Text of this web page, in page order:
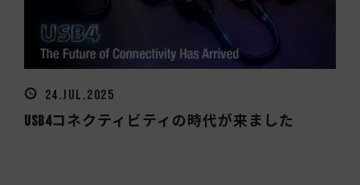
24.JUL.2025
USB4コネクティビティの時代が来ました